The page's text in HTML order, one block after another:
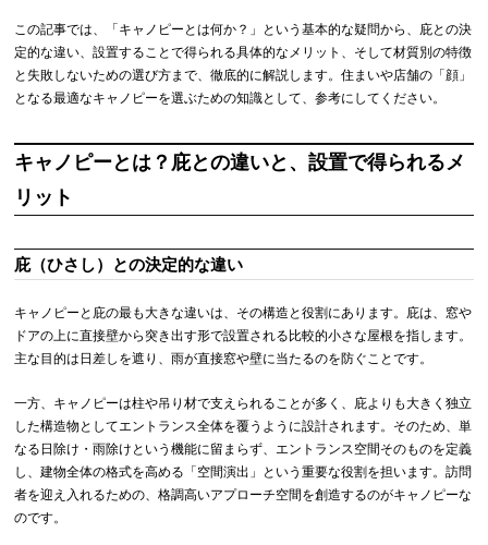
この記事では、「キャノピーとは何か？」という基本的な疑問から、庇との決
定的な違い、設置することで得られる具体的なメリット、そして材質別の特徴
と失敗しないための選び方まで、徹底的に解説します。住まいや店舗の「顔」
となる最適なキャノピーを選ぶための知識として、参考にしてください。
キャノピーとは？庇との違いと、設置で得られるメ
リット
庇（ひさし）との決定的な違い
キャノピーと庇の最も大きな違いは、その構造と役割にあります。庇は、窓や
ドアの上に直接壁から突き出す形で設置される比較的小さな屋根を指します。
主な目的は日差しを遮り、雨が直接窓や壁に当たるのを防ぐことです。
一方、キャノピーは柱や吊り材で支えられることが多く、庇よりも大きく独立
した構造物としてエントランス全体を覆うように設計されます。そのため、単
なる日除け・雨除けという機能に留まらず、エントランス空間そのものを定義
し、建物全体の格式を高める「空間演出」という重要な役割を担います。訪問
者を迎え入れるための、格調高いアプローチ空間を創造するのがキャノピーな
のです。